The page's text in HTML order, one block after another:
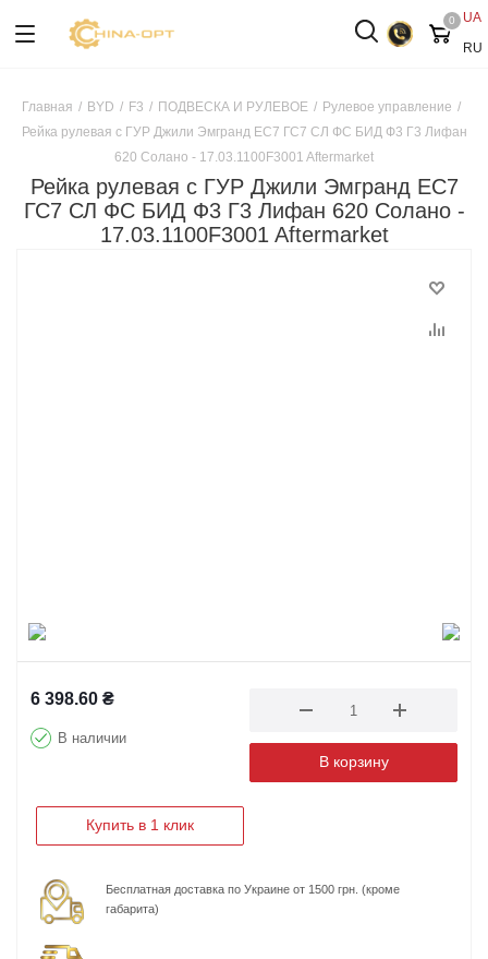
UA
RU
0
Главная / BYD / F3 / ПОДВЕСКА И РУЛЕВОЕ / Рулевое управление /
Рейка рулевая с ГУР Джили Эмгранд ЕС7 ГС7 СЛ ФС БИД Ф3 Г3 Лифан
620 Солано - 17.03.1100F3001 Aftermarket
Рейка рулевая с ГУР Джили Эмгранд ЕС7
ГС7 СЛ ФС БИД Ф3 Г3 Лифан 620 Солано -
17.03.1100F3001 Aftermarket
6 398.60 ₴
В наличии
В корзину
Купить в 1 клик
Бесплатная доставка по Украине от 1500 грн. (кроме
габарита)